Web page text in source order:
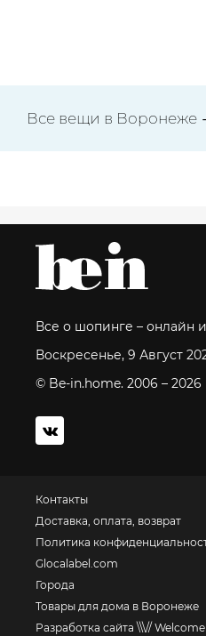
Все вещи в Воронеже
Все о шопинге – онлайн
Воскресенье, 9 Август
© Be-in.home. 2006 – 2026
Контакты
Доставка, оплата, возврат
Политика
Glocalabel.com
Города
Товары для дома в Воронеже
Разработка сайта